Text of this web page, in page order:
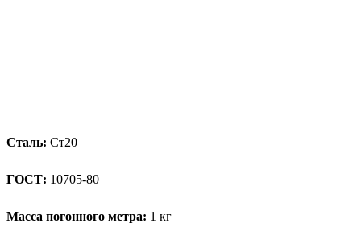
Сталь: Ст20
ГОСТ: 10705-80
Масса погонного метра: 1 кг